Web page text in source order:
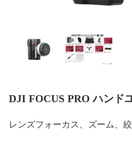
DJI FOCUS PRO ハンド
レンズフォーカス、ズーム、